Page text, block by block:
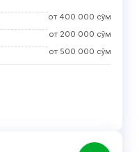
от 400 000 сўм
от 200 000 сўм
от 500 000 сўм